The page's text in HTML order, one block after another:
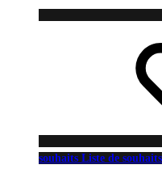
souhaits Liste de souhaits